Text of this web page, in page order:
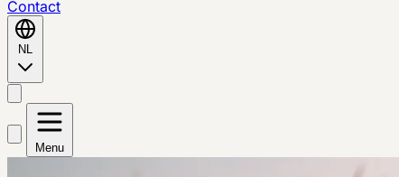
Contact
NL
Menu